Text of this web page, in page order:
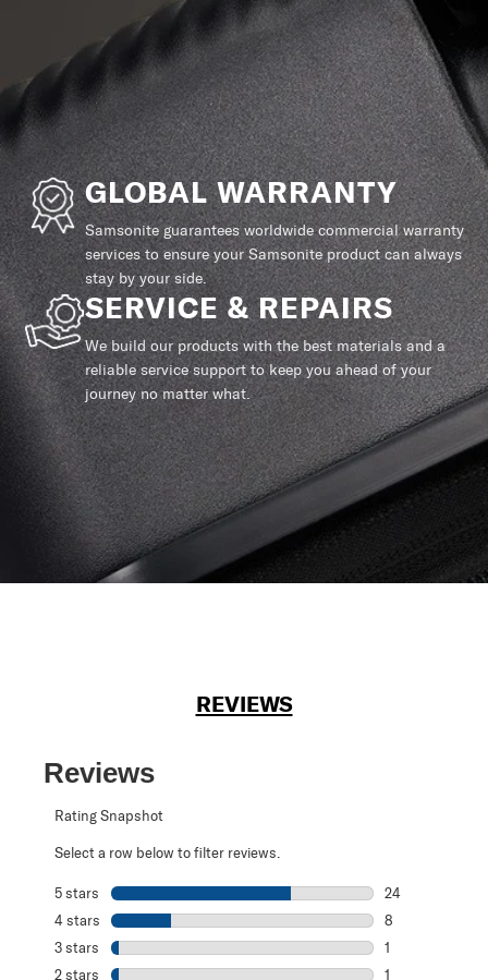
GLOBAL WARRANTY
Samsonite guarantees worldwide commercial warranty
services to ensure your Samsonite product can always
stay by your side.
SERVICE & REPAIRS
We build our products with the best materials and a
reliable service support to keep you ahead of your
journey no matter what.
REVIEWS
Reviews
Rating Snapshot
Select a row below to filter reviews.
5 stars stars
24
4 stars stars
8
3 stars stars
1
2 stars stars 1